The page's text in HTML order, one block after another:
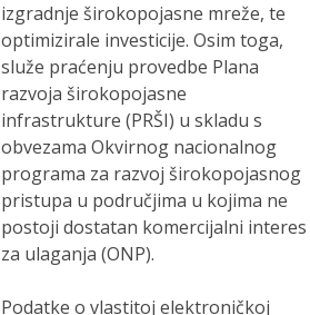
izgradnje širokopojasne mreže, te
optimizirale investicije. Osim toga,
služe praćenju provedbe Plana
razvoja širokopojasne
infrastrukture (PRŠI) u skladu s
obvezama Okvirnog nacionalnog
programa za razvoj širokopojasnog
pristupa u područjima u kojima ne
postoji dostatan komercijalni interes
za ulaganja (ONP).
Podatke o vlastitoj elektroničkoj